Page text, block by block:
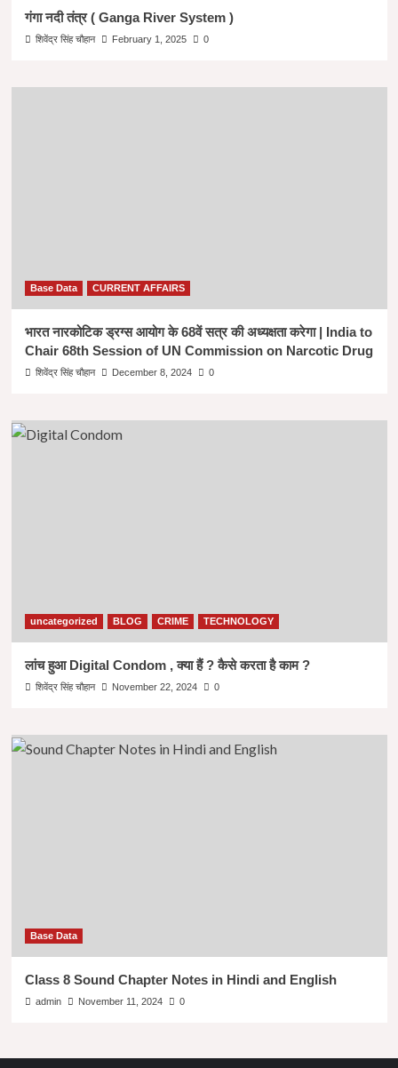
गंगा नदी तंत्र ( Ganga River System )
शिवेंद्र सिंह चौहान February 1, 2025 0
Base Data CURRENT AFFAIRS
भारत नारकोटिक ड्रग्स आयोग के 68वें सत्र की अध्यक्षता करेगा | India to
Chair 68th Session of UN Commission on Narcotic Drug
शिवेंद्र सिंह चौहान December 8, 2024 0
uncategorized BLOG CRIME TECHNOLOGY
लांच हुआ Digital Condom , क्या हैं ? कैसे करता है काम ?
शिवेंद्र सिंह चौहान November 22, 2024 0
Base Data
Class 8 Sound Chapter Notes in Hindi and English
admin November 11, 2024 0